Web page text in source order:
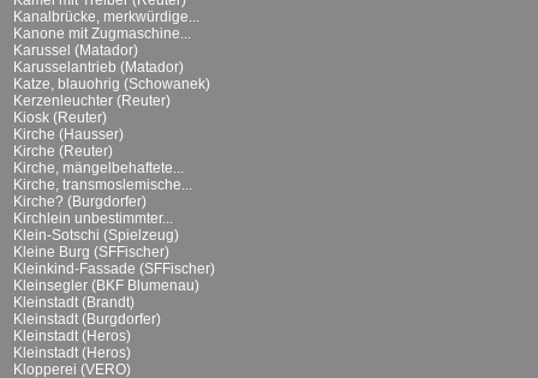
Kanalbrücke, merkwürdige...
Kanone mit Zugmaschine...
Karussel (Matador)
Karusselantrieb (Matador)
Katze, blauohrig (Schowanek)
Kerzenleuchter (Reuter)
Kiosk (Reuter)
Kirche (Hausser)
Kirche (Reuter)
Kirche, mängelbehaftete...
Kirche, transmoslemische...
Kirche? (Burgdorfer)
Kirchlein unbestimmter...
Klein-Sotschi (Spielzeug)
Kleine Burg (SFFischer)
Kleinkind-Fassade (SFFischer)
Kleinsegler (BKF Blumenau)
Kleinstadt (Brandt)
Kleinstadt (Burgdorfer)
Kleinstadt (Heros)
Kleinstadt (Heros)
Klopperei (VERO)